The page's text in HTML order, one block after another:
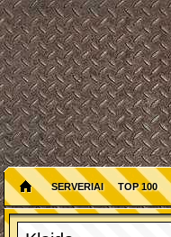
SERVERIAI TOP 100